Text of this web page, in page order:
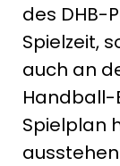
des DHB-
Spielzeit,
auch an
Handball-
Spielplan